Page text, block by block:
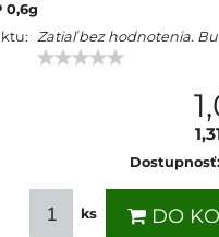
0,6g
Zatiaľ bez hodnotenia.
Dostupnosť:
ks DO